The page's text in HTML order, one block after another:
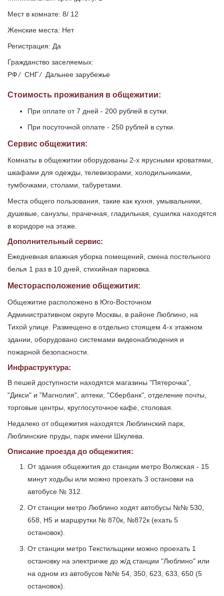
Мест в комнате: 8/ 12
Женские места: Нет
Регистрация: Да
Гражданство заселяемых:
РФ/ СНГ/ Дальнее зарубежье
Стоимость проживания в общежитии:
При оплате от 7 дней - 200 рублей в сутки.
При посуточной оплате - 250 рублей в сутки.
Сервис общежития:
Комнаты в общежитии оборудованы 2-х ярусными кроватями,
шкафами для одежды, телевизорами, холодильниками,
тумбочками, столами, табуретами.
Места общего пользования, такие как кухня, умывальники,
душевые, санузлы, прачечная, гладильная, сушилка находятся
в коридоре на этаже.
Дополнительный сервис:
Ежедневная влажная уборка помещений, смена постельного
белья 1 раз в 10 дней, стихийная парковка.
Месторасположение общежития:
Общежитие расположено в Юго-Восточном
Административном округе Москвы, в районе Люблино, на
Тихой улице. Размещено в отдельно стоящем 4-х этажном
здании, оборудовано системами видеонаблюдения и
пожарной безопасности.
Инфраструктура:
В пешей доступности находятся магазины "Пятерочка",
"Дикси" и "Магнолия", аптеки, "Сбербанк", отделение почты,
торговые центры, круглосуточное кафе, столовая.
Недалеко от общежития находятся Люблинский парк,
Люблинские пруды, парк имени Шкулева.
Описание проезда до общежития:
От здания общежития до станции метро Волжская - 15
минут ходьбы или можно проехать 3 остановки на
автобусе № 312.
От станции метро Люблино ходят автобусы №№ 530,
658, Н5 и маршрутки № 870к, №872к (ехать 5
остановок).
От станции метро Текстильщики можно проехать 1
остановку на электричке до ж/д станции "Люблино" или
на одном из автобусов №№ 54, 350, 623, 633, 650 (5
остановок).